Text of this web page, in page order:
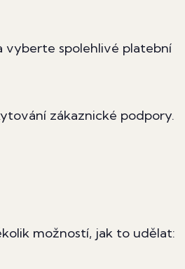
vyberte spolehlivé platební
zákaznické podpory.
možností, jak to udělat: